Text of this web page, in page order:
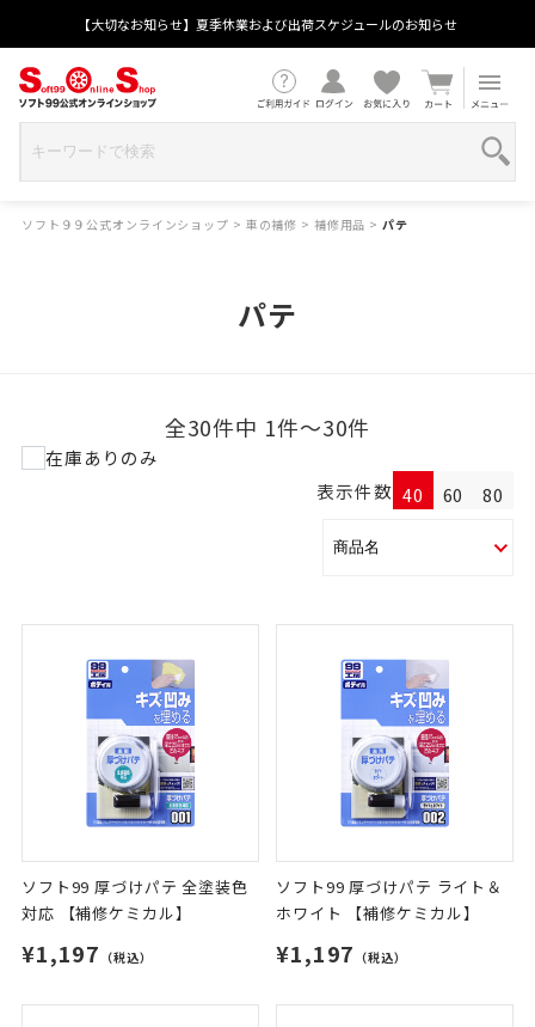
【大切なお知らせ】夏季休業および出荷スケジュールのお知らせ
ソフト９９公式オンラインショップ > 車の補修 > 補修用品 > パテ
パテ
全30件中 1件～30件
在庫ありのみ
表示件数 40 60 80
ソフト99 厚づけパテ 全塗装色
対応 【補修ケミカル】
¥1,197 （税込）
ソフト99 厚づけパテ ライト＆
ホワイト 【補修ケミカル】
¥1,197 （税込）